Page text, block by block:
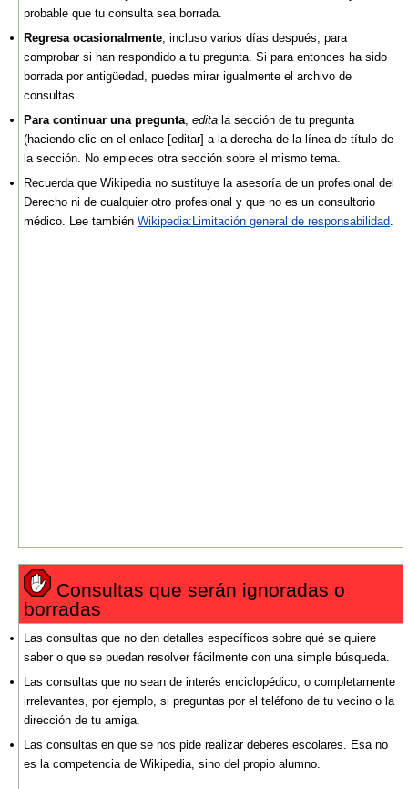
probable que tu consulta sea borrada.
Regresa ocasionalmente , incluso varios días después, para
comprobar si han respondido a tu pregunta. Si para entonces ha sido
borrada por antigüedad, puedes mirar igualmente el archivo de
consultas.
Para continuar una pregunta edita la sección de tu pregunta
(haciendo clic en el enlace [editar] a la derecha de la línea de título de
la sección. No empieces otra sección sobre el mismo tema.
Recuerda que Wikipedia no sustituye la asesoría de un profesional del
Derecho ni de cualquier otro profesional y que no es un consultorio
médico. Lee también Wikipedia:Limitación general de responsabilidad
Consultas que serán ignoradas o
borradas
Las consultas que no den detalles específicos sobre qué se quiere
saber o que se puedan resolver fácilmente con una simple búsqueda.
Las consultas que no sean de interés enciclopédico, o completamente
irrelevantes, por ejemplo, si preguntas por el teléfono de tu vecino o la
dirección de tu amiga.
Las consultas en que se nos pide realizar deberes escolares. Esa no
es la competencia de Wikipedia, sino del propio alumno.